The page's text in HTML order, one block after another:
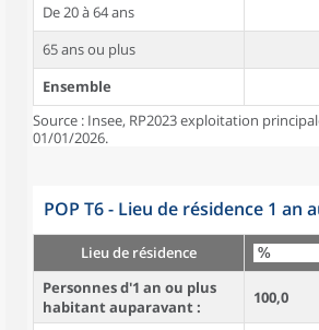
De 20 à 64 ans
65 ans ou plus
Ensemble
Source : Insee, RP2023 exploitation
01/01/2026.
POP T6 - Lieu de résidence 1 an
Lieu de résidence
Personnes d'1 an ou plus
habitant auparavant :
100,0